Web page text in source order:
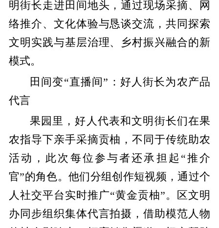
明街长走进田间地头，通过现场采摘、网
络推介、文化体验与恳谈交流，共同探索
文明实践与基层治理、乡村振兴融合的新
模式。
田间变“直播间”：好人街长为农产品
代言
果园里，好人代表和文明街长们在果
农指导下亲手采摘贡柚，不同于传统助农
活动，此次每位参与者还承担起“推介
官”的角色。他们分组创作短视频，通过个
人社交平台实时推广“黄金贡柚”。区文明
办同步组织集体代言拍摄，借助模范人物